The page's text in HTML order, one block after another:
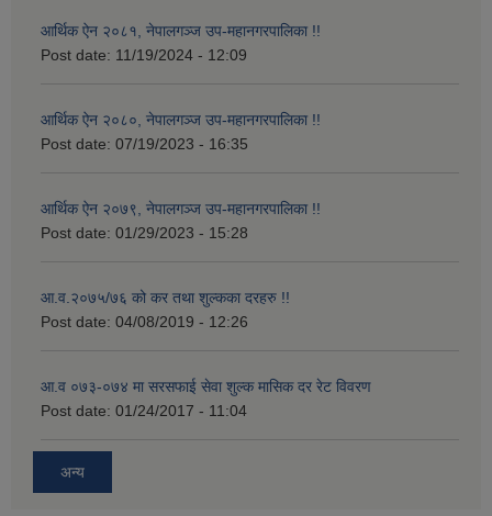
आर्थिक ऐन २०८१, नेपालगञ्ज उप-महानगरपालिका !!
Post date: 11/19/2024 - 12:09
आर्थिक ऐन २०८०, नेपालगञ्ज उप-महानगरपालिका !!
Post date: 07/19/2023 - 16:35
आर्थिक ऐन २०७९, नेपालगञ्ज उप-महानगरपालिका !!
Post date: 01/29/2023 - 15:28
आ.व.२०७५/७६ को कर तथा शुल्कका दरहरु !!
Post date: 04/08/2019 - 12:26
आ.व ०७३-०७४ मा सरसफाई सेवा शुल्क मासिक दर रेट विवरण
Post date: 01/24/2017 - 11:04
अन्य